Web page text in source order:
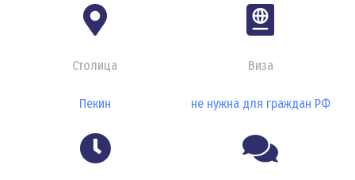
Столица
Пекин
Виза
не нужна для граждан РФ